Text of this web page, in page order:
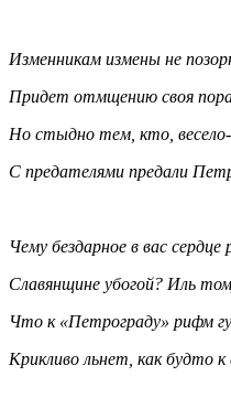
Изменникам измены не
Придет отмщению своя
Но стыдно тем, кто, весело-
С предателями предали
Чему бездарное в вас сердце
Славянщине убогой? Иль
Что к «Петрограду» рифм
Крикливо льнет, как будто к